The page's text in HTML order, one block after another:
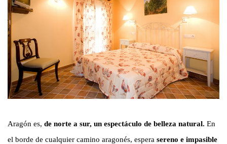
Aragón es, de norte a sur, un espectáculo de belleza natural. En
el borde de cualquier camino aragonés, espera sereno e impasible